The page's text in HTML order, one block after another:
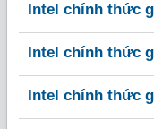
Intel chính thức
Intel chính thức
Intel chính thức